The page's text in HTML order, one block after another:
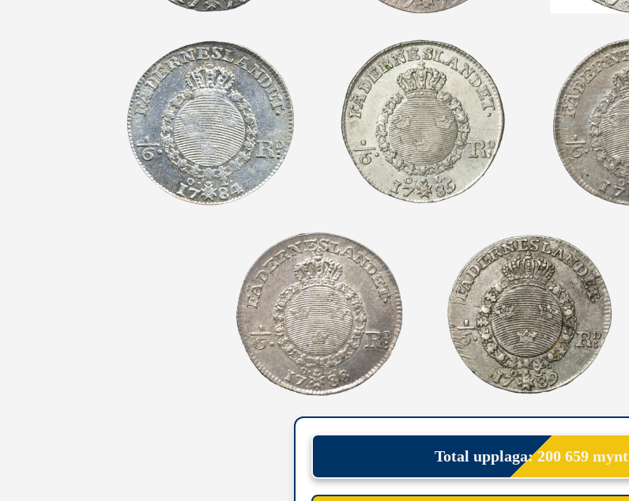
Total upplaga: 200 659 mynt